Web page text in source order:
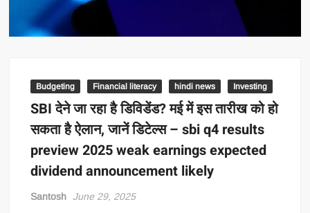
Budgeting Financial literacy hindi news Investing
SBI देने जा रहा है डिविडेंड? मई में इस तारीख को हो
सकता है ऐलान, जानें डिटेल्स – sbi q4 results
preview 2025 weak earnings expected
dividend announcement likely
Santosh June 29, 2025